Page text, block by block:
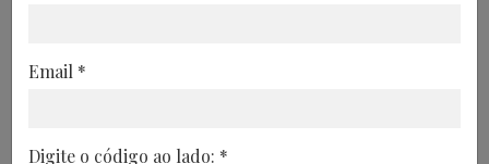
preparados para redesenhar funções e
19/05/2026
Email *
Digite o código ao lado: *